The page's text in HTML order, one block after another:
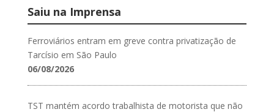
Saiu na Imprensa
Ferroviários entram em greve contra privatização de
Tarcísio em São Paulo
06/08/2026
TST mantém acordo trabalhista de motorista que não